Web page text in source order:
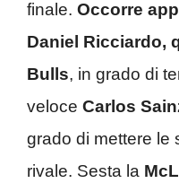
finale. Occorre
Daniel Ricciardo,
Bulls, in grado di
veloce Carlos
grado di mettere le
rivale. Sesta la